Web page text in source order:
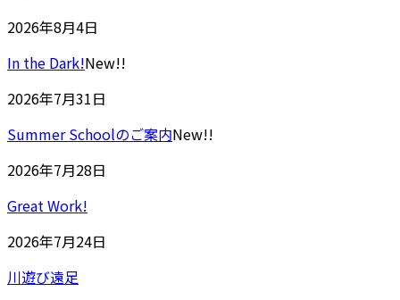
2026年8月4日
In the Dark!New!!
2026年7月31日
Summer Schoolのご案内New!!
2026年7月28日
Great Work!
2026年7月24日
川遊び遠足